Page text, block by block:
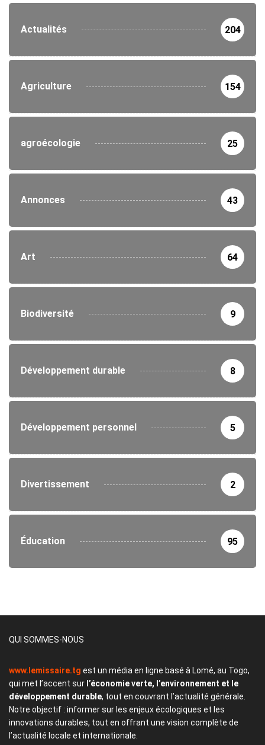
Actualités 204
Agriculture 154
agroécologie 25
Annonces 43
Art 64
Biodiversité 9
Développement durable 8
Développement personnel 5
Divertissement 2
Éducation 95
QUI SOMMES-NOUS
www.lemissaire.tg est un média en ligne basé à Lomé, au Togo,
qui met l’accent sur l’économie verte, l’environnement et le
développement durable, tout en couvrant l’actualité générale.
Notre objectif : informer sur les enjeux écologiques et les
innovations durables, tout en offrant une vision complète de
l’actualité locale et internationale.